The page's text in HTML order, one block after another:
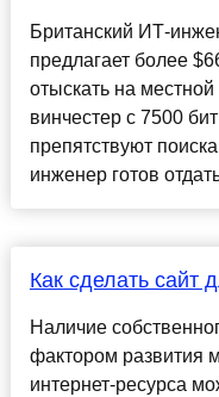
Британский ИТ-
предлагает более
отыскать на
винчестер с 7500
препятствуют
инженер готов
Как сделать сайт
Наличие
фактором развития
интернет-ресурса